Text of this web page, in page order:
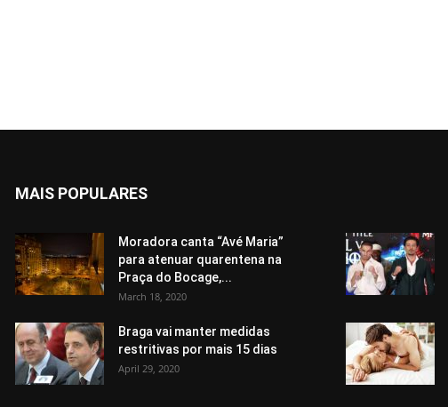
MAIS POPULARES
Moradora canta “Avé Maria”
para atenuar quarentena na
Praça do Bocage,...
March 18, 2020
Braga vai manter medidas
restritivas por mais 15 dias
April 29, 2020